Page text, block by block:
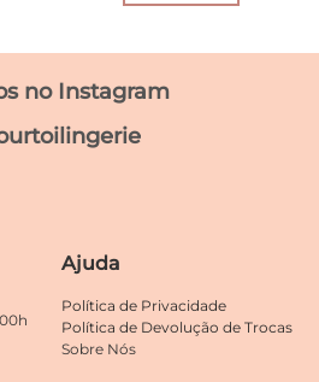
página
do
no Instagram
Ajuda
Política de Privacidade
Política de Devolução de Trocas
Sobre Nós